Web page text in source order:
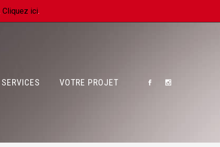
Cliquez ici.
VOTRE PROJET